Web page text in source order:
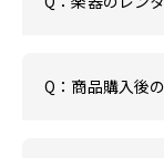
Q：商品購入後